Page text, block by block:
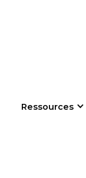
Ressources